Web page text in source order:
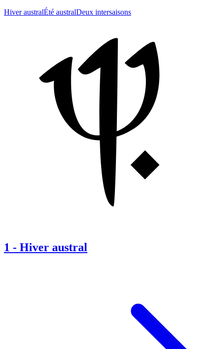
Hiver australÉté australDeux intersaisons
1 - Hiver austral